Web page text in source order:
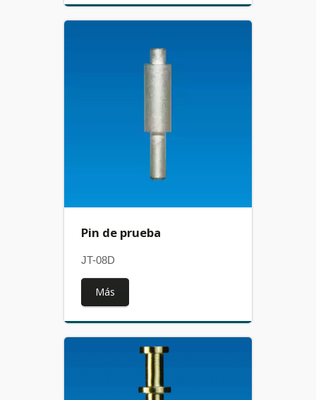
Pin de prueba
JT-08D
Más